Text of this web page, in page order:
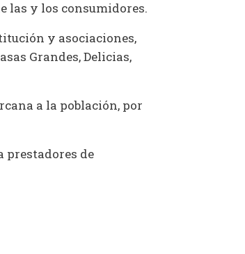
las y los consumidores.
y asociaciones,
Grandes, Delicias,
a la población, por
prestadores de